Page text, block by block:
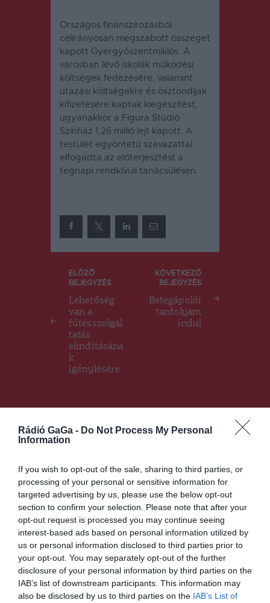
Rádió GaGa - Do Not Process My Personal
Information
If you wish to opt-out of the sale, sharing to third parties, or
processing of your personal or sensitive information for
targeted advertising by us, please use the below opt-out
section to confirm your selection. Please note that after your
opt-out request is processed you may continue seeing
interest-based ads based on personal information utilized by
us or personal information disclosed to third parties prior to
your opt-out. You may separately opt-out of the further
disclosure of your personal information by third parties on the
IAB’s list of downstream participants. This information may
also be disclosed by us to third parties on the IAB’s List of
Országos finanszírozásból
célirányosan megszabott összeget
kapott Gyergyószentmiklós. A
városban lévő iskolák működési
költségek fedezésére, valamint
utazási költségekre és ösztöndíjak
kifizetésére kaptak kiegészítést,
ugyanakkor a Figura Stúdió
Színház 1,26 millió lejt kapott. A
testület egyöntetű szavazattal
elfogadta az előterjesztést a
tegnapi rendkívüli tanácsülésen.
Bejegyzés
navigáció
ELŐZŐ
BEJEGYZÉS
Lehetőség
van a
fűtésszolgál
tatás
elindításána
k
igénylésére
KÖVETKEZŐ
BEJEGYZÉS
Betegápolói
tanfolyam
indul
A fizetésképtelenség szélére
sodródott a
Gyergyószentmiklósi Hő-,
Víz- és Csatornaszolgáltató
Közmű